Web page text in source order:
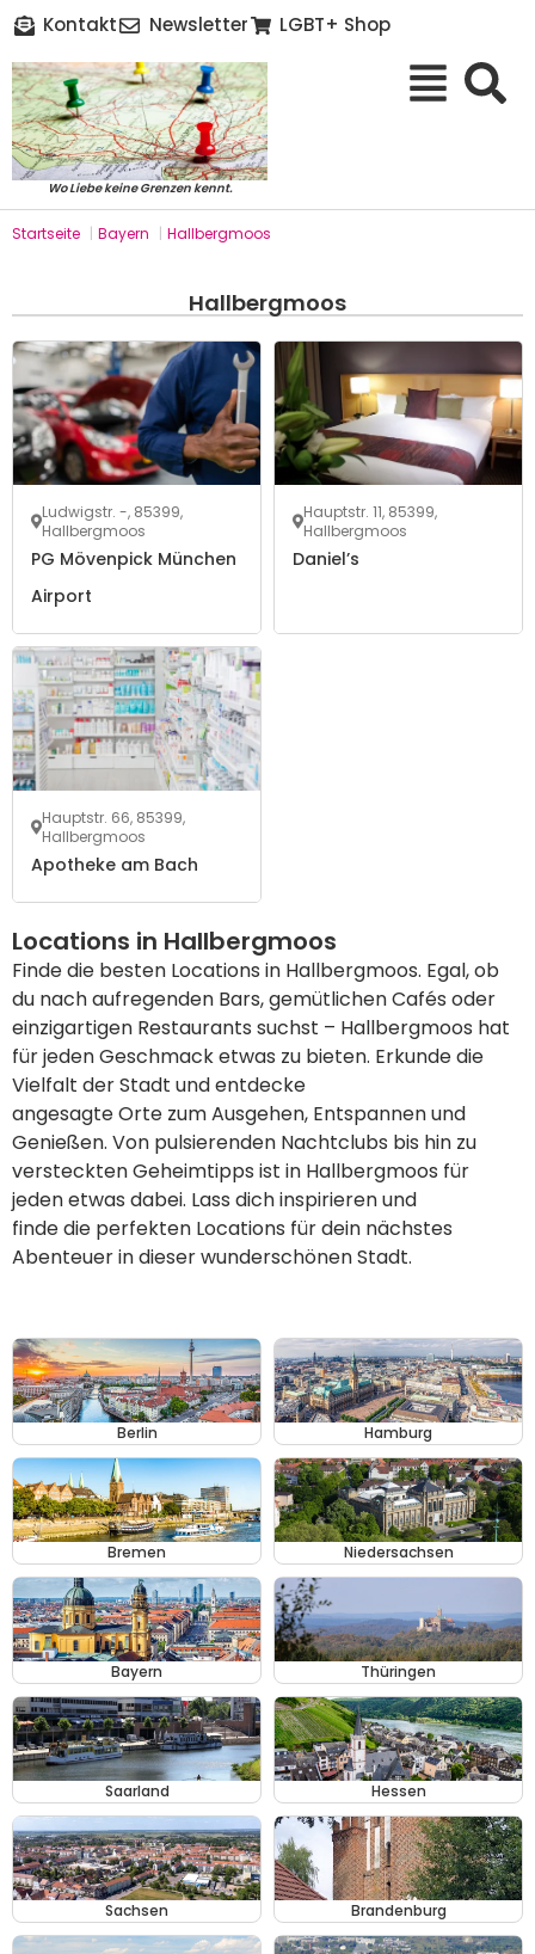
Kontakt Newsletter LGBT+ Shop
Wo Liebe keine Grenzen kennt.
Startseite | Bayern | Hallbergmoos
Hallbergmoos
Ludwigstr. -, 85399,
Hallbergmoos
PG Mövenpick München
Airport
Hauptstr. 11, 85399,
Hallbergmoos
Daniel’s
Hauptstr. 66, 85399,
Hallbergmoos
Apotheke am Bach
Locations in Hallbergmoos
Finde die besten Locations in Hallbergmoos. Egal, ob
du nach aufregenden Bars, gemütlichen Cafés oder
einzigartigen Restaurants suchst – Hallbergmoos hat
für jeden Geschmack etwas zu bieten. Erkunde die
Vielfalt der Stadt und entdecke
angesagte Orte zum Ausgehen, Entspannen und
Genießen. Von pulsierenden Nachtclubs bis hin zu
versteckten Geheimtipps ist in Hallbergmoos für
jeden etwas dabei. Lass dich inspirieren und
finde die perfekten Locations für dein nächstes
Abenteuer in dieser wunderschönen Stadt.
Berlin Hamburg
Bremen Niedersachsen
Bayern Thüringen
Saarland Hessen
Sachsen Brandenburg